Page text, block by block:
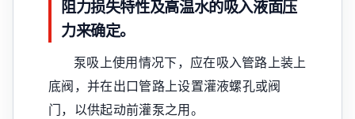
阻力损失特性及高温水的吸入液面压
力来确定。
泵吸上使用情况下，应在吸入管路上装上
底阀，并在出口管路上设置灌液螺孔或阀
门，以供起动前灌泵之用。